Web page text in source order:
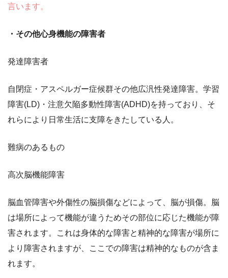
言います。
・その他心身機能の障害者
発達障害者
自閉症・アスペルガー症候群その他広汎性発達障害。学習
障害(LD)・注意欠陥多動性障害(ADHD)を持っており、そ
れらにより日常生活に支障をきたしている人。
難病のあるもの
高次脳機能障害
脳血管障害や外傷性の脳損傷などによって、脳が損傷。脳
は場所によって機能が違うためその部位に応じた機能が障
害されます。これは身体的な障害と精神的な障害が場所に
より障害されますが、ここでの障害は精神的なものが含ま
れます。